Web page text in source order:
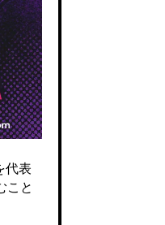
代表
こと